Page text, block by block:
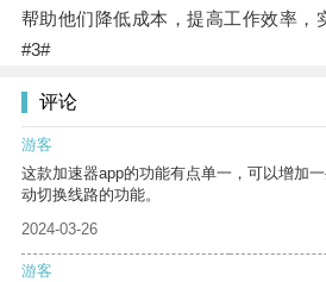
帮助他们降低成本，提高工作效率，
#3#
评论
游客
这款加速器app的功能有点单一，可以增加
动切换线路的功能。
2024-03-26
游客